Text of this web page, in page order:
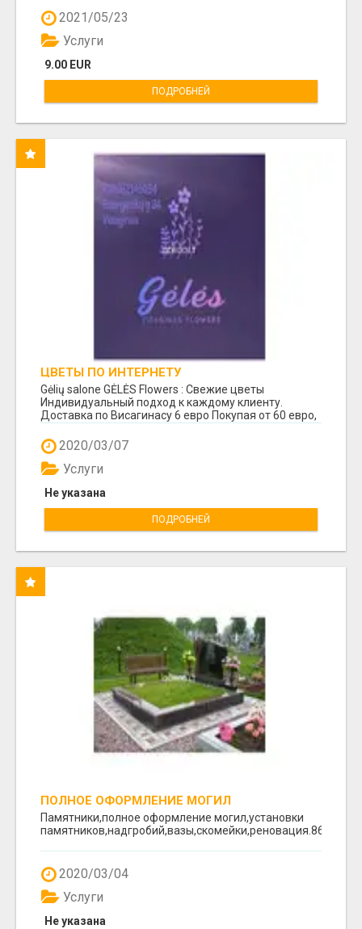
2021/05/23
9.00 EUR
Услуги
ПОДРОБНЕЙ
ЦВЕТЫ ПО ИНТЕРНЕТУ
Gėlių salone GĖLĖS Flowers : Свежие цветы
Индивидуальный подход к каждому клиенту.
Доставка по Висагинасу 6 евро Покупая от 60 евро,
2020/03/07
Не указана
Услуги
ПОДРОБНЕЙ
ПОЛНОЕ ОФОРМЛЕНИЕ МОГИЛ
Памятники,полное оформление могил,установки
2020/03/04
Не указана
Услуги